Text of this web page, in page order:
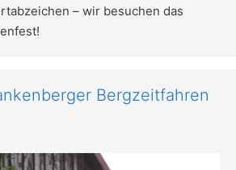
– wir besuchen das
Bergzeitfahren